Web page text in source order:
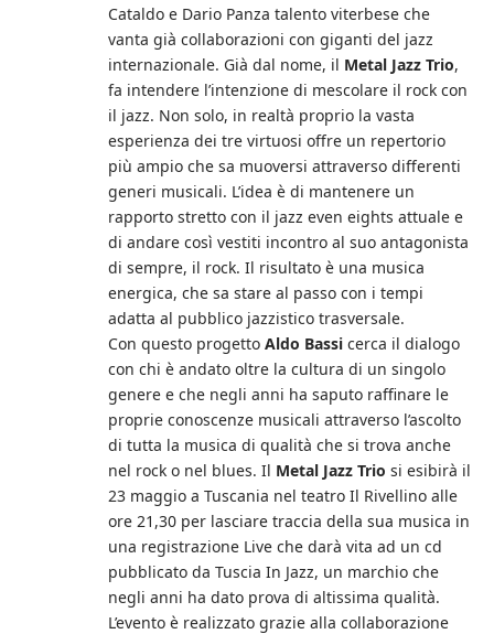
Cataldo e Dario Panza talento viterbese che
vanta già collaborazioni con giganti del jazz
internazionale. Già dal nome, il Metal Jazz Trio,
fa intendere l’intenzione di mescolare il rock con
il jazz. Non solo, in realtà proprio la vasta
esperienza dei tre virtuosi offre un repertorio
più ampio che sa muoversi attraverso differenti
generi musicali. L’idea è di mantenere un
rapporto stretto con il jazz even eights attuale e
di andare così vestiti incontro al suo antagonista
di sempre, il rock. Il risultato è una musica
energica, che sa stare al passo con i tempi
adatta al pubblico jazzistico trasversale.
Con questo progetto Aldo Bassi cerca il dialogo
con chi è andato oltre la cultura di un singolo
genere e che negli anni ha saputo raffinare le
proprie conoscenze musicali attraverso l’ascolto
di tutta la musica di qualità che si trova anche
nel rock o nel blues. Il Metal Jazz Trio si esibirà il
23 maggio a Tuscania nel teatro Il Rivellino alle
ore 21,30 per lasciare traccia della sua musica in
una registrazione Live che darà vita ad un cd
pubblicato da Tuscia In Jazz, un marchio che
negli anni ha dato prova di altissima qualità.
L’evento è realizzato grazie alla collaborazione